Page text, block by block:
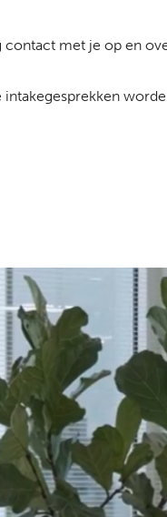
met je op en